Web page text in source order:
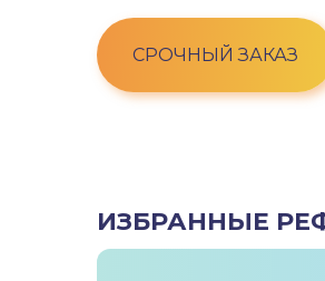
СРОЧНЫЙ ЗАКАЗ
ИЗБРАННЫЕ